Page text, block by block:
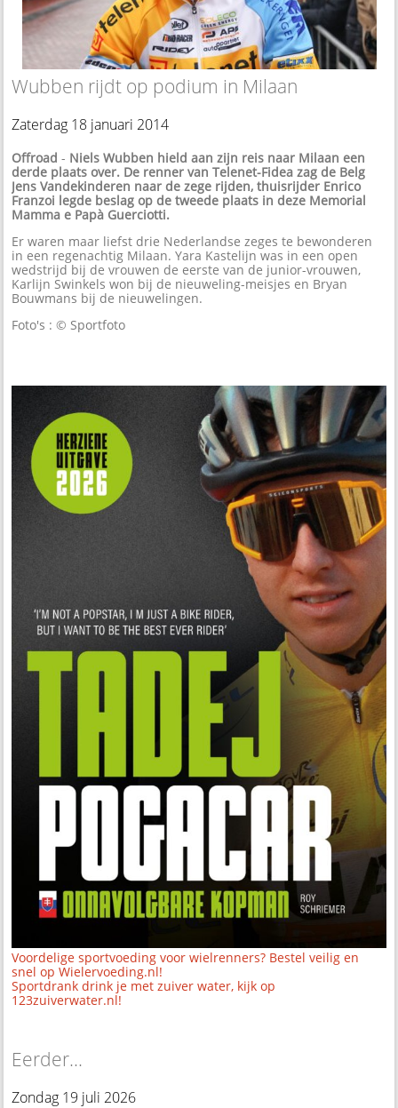
Wubben rijdt op podium in Milaan
Zaterdag 18 januari 2014
Offroad - Niels Wubben hield aan zijn reis naar Milaan een
derde plaats over. De renner van Telenet-Fidea zag de Belg
Jens Vandekinderen naar de zege rijden, thuisrijder Enrico
Franzoi legde beslag op de tweede plaats in deze Memorial
Mamma e Papà Guerciotti.
Er waren maar liefst drie Nederlandse zeges te bewonderen
in een regenachtig Milaan. Yara Kastelijn was in een open
wedstrijd bij de vrouwen de eerste van de junior-vrouwen,
Karlijn Swinkels won bij de nieuweling-meisjes en Bryan
Bouwmans bij de nieuwelingen.
Foto's : © Sportfoto
Voordelige sportvoeding voor wielrenners? Bestel veilig en
snel op Wielervoeding.nl!
Sportdrank drink je met zuiver water, kijk op
123zuiverwater.nl!
Eerder...
Zondag 19 juli 2026